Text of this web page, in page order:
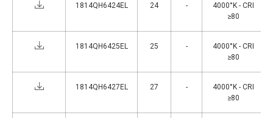
1814QH6424EL 24 -
4000°K - CRI
≥80
1814QH6425EL 25 -
4000°K - CRI
≥80
1814QH6427EL 27 -
4000°K - CRI
≥80